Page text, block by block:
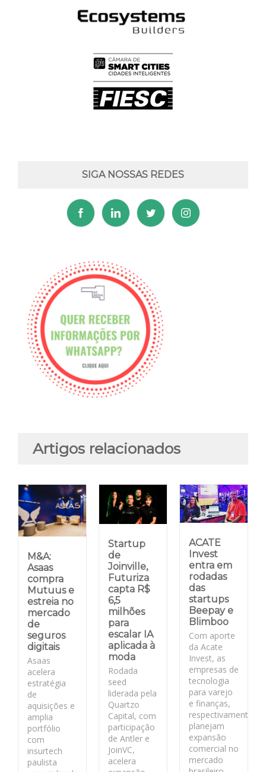
SIGA NOSSAS REDES
Artigos relacionados
M&A:
Asaas
compra
Mutuus e
estreia no
mercado
de
seguros
digitais
Asaas
acelera
estratégia
de
aquisições e
amplia
portfólio
com
insurtech
paulista
Startup
de
Joinville,
Futuriza
capta R$
6,5
milhões
para
escalar IA
aplicada à
moda
Rodada
seed
liderada pela
Quartzo
Capital, com
participação
de Antler e
JoinVC,
acelera
ACATE
Invest
entra em
rodadas
das
startups
Beepay e
Blimboo
Com aporte
da Acate
Invest, as
empresas de
tecnologia
para varejo
e finanças,
respectivamente,
planejam
expansão
comercial no
mercado